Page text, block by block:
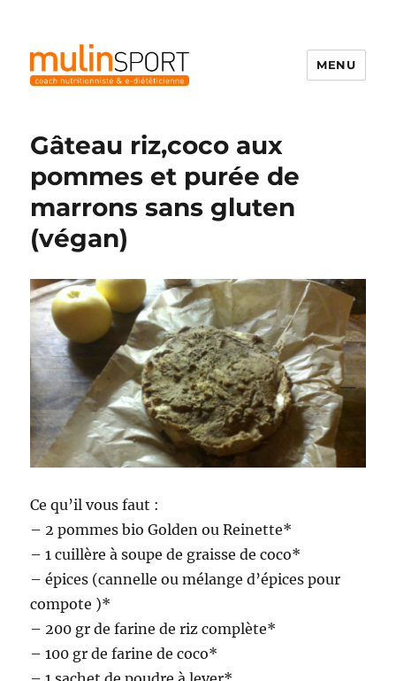
MENU
Gâteau riz,coco aux
pommes et purée de
marrons sans gluten
(végan)
Ce qu’il vous faut :
– 2 pommes bio Golden ou Reinette*
– 1 cuillère à soupe de graisse de coco*
– épices (cannelle ou mélange d’épices pour
compote )*
– 200 gr de farine de riz complète*
– 100 gr de farine de coco*